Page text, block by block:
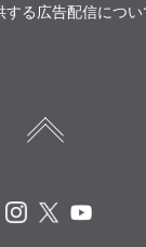
る広告配信につい